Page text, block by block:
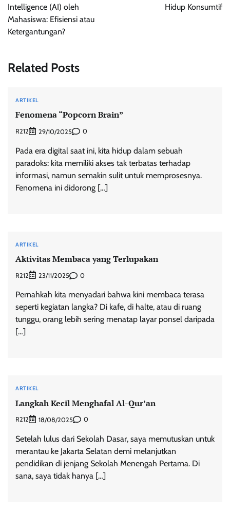
Intelligence (AI) oleh
Mahasiswa: Efisiensi atau
Ketergantungan?
Hidup Konsumtif
Related Posts
ARTIKEL
Fenomena “Popcorn Brain”
R212 29/10/2025 0
Pada era digital saat ini, kita hidup dalam sebuah
paradoks: kita memiliki akses tak terbatas terhadap
informasi, namun semakin sulit untuk memprosesnya.
Fenomena ini didorong […]
ARTIKEL
Aktivitas Membaca yang Terlupakan
R212 23/11/2025 0
Pernahkah kita menyadari bahwa kini membaca terasa
seperti kegiatan langka? Di kafe, di halte, atau di ruang
tunggu, orang lebih sering menatap layar ponsel daripada
[…]
ARTIKEL
Langkah Kecil Menghafal Al-Qur’an
R212 18/08/2025 0
Setelah lulus dari Sekolah Dasar, saya memutuskan untuk
merantau ke Jakarta Selatan demi melanjutkan
pendidikan di jenjang Sekolah Menengah Pertama. Di
sana, saya tidak hanya […]